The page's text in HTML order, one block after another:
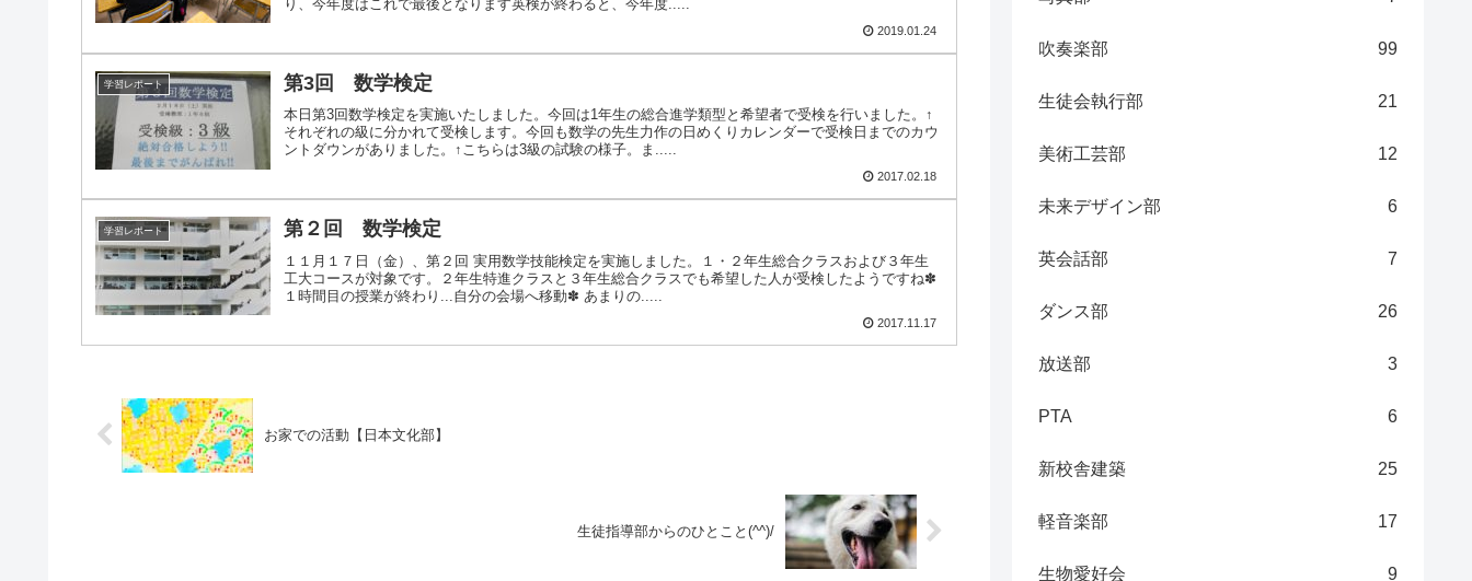
り、今年度はこれで最後となります英検が終わると、今年度.....
2019.01.24
学習レポート 第3回 数学検定
本日第3回数学検定を実施いたしました。今回は1年生の総合進学類型と希望者で受検を行いました。↑
それぞれの級に分かれて受検します。今回も数学の先生力作の日めくりカレンダーで受検日までのカウ
ントダウンがありました。↑こちらは3級の試験の様子。ま.....
2017.02.18
学習レポート 第２回 数学検定
１１月１７日（金）、第２回 実用数学技能検定を実施しました。１・２年生総合クラスおよび３年生
工大コースが対象です。２年生特進クラスと３年生総合クラスでも希望した人が受検したようですね✽
１時間目の授業が終わり...自分の会場へ移動✽ あまりの.....
2017.11.17
お家での活動【日本文化部】
生徒指導部からのひとこと(^^)/
吹奏楽部 99
生徒会執行部 21
美術工芸部 12
未来デザイン部 6
英会話部 7
ダンス部 26
放送部 3
PTA 6
新校舎建築 25
軽音楽部 17
生物愛好会 9